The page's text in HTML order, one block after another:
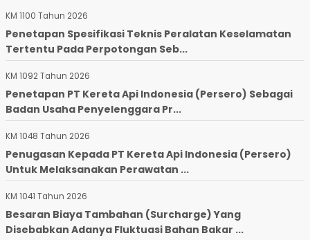
KM 1100 Tahun 2026
Penetapan Spesifikasi Teknis Peralatan Keselamatan
Tertentu Pada Perpotongan Seb...
KM 1092 Tahun 2026
Penetapan PT Kereta Api Indonesia (Persero) Sebagai
Badan Usaha Penyelenggara Pr...
KM 1048 Tahun 2026
Penugasan Kepada PT Kereta Api Indonesia (Persero)
Untuk Melaksanakan Perawatan ...
KM 1041 Tahun 2026
Besaran Biaya Tambahan (Surcharge) Yang
Disebabkan Adanya Fluktuasi Bahan Bakar ...